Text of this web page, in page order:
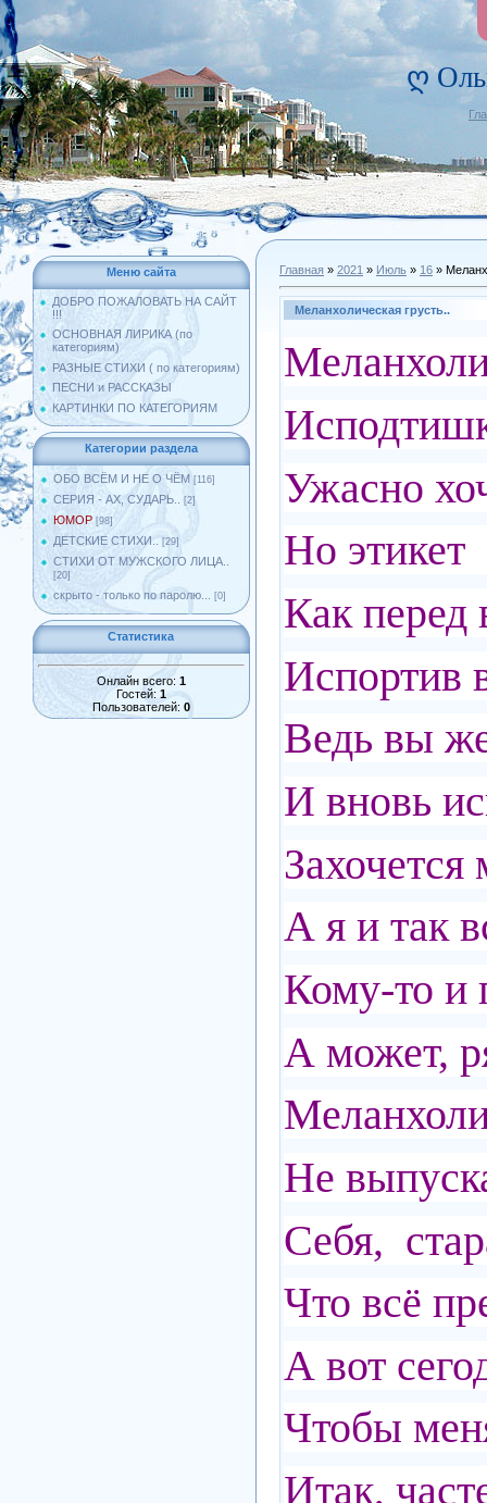
ღ
Меню сайта
ДОБРО ПОЖАЛОВАТЬ НА САЙТ
!!!
ОСНОВНАЯ ЛИРИКА (по
категориям)
РАЗНЫЕ СТИХИ ( по категориям)
ПЕСНИ и РАССКАЗЫ
КАРТИНКИ ПО КАТЕГОРИЯМ
Категории раздела
ОБО ВСЁМ И НЕ О ЧЁМ [116]
СЕРИЯ - АХ, СУДАРЬ.. [2]
ЮМОР [98]
ДЕТСКИЕ СТИХИ.. [29]
СТИХИ ОТ МУЖСКОГО ЛИЦА..
[20]
скрыто - только по паролю... [0]
Статистика
Онлайн всего: 1
Гостей: 1
Пользователей: 0
Главная » 2021 » Июль » 16 »
Меланхолическая грусть..
Ужасно
Но этикет
Как перед
Испортив
Ведь вы
И вновь
Захочется
А я и так
Кому-то и
А может,
Не
Себя,
Что всё
А вот
Чтобы
Итак,